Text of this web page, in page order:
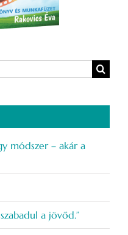
módszer – akár a
a jövőd.”